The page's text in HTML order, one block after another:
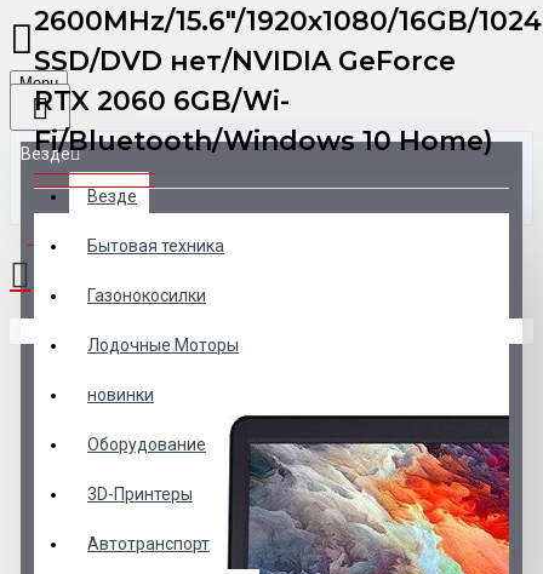
Menu
Везде
Везде
Бытовая техника
Газонокосилки
Лодочные Моторы
новинки
Оборудование
3D-Принтеры
Автотранспорт
0 товар(ов) - 0 р.
2600MHz/15.6"/1920x1080/16GB/
SSD/DVD нет/NVIDIA GeForce
RTX 2060 6GB/Wi-
Fi/Bluetooth/Windows 10 Home)